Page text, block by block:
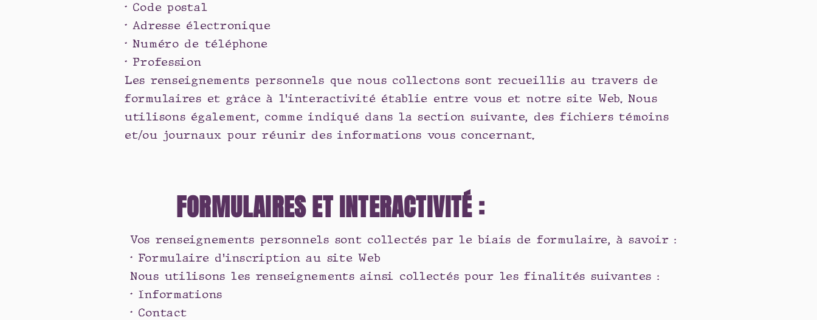
• Code postal
• Adresse électronique
• Numéro de téléphone
• Profession
Les renseignements personnels que nous collectons sont recueillis au travers de
formulaires et grâce à l'interactivité établie entre vous et notre site Web. Nous
utilisons également, comme indiqué dans la section suivante, des fichiers témoins
et/ou journaux pour réunir des informations vous concernant.
FORMULAIRES ET INTERACTIVITÉ :
Vos renseignements personnels sont collectés par le biais de formulaire, à savoir :
• Formulaire d'inscription au site Web
Nous utilisons les renseignements ainsi collectés pour les finalités suivantes :
• Informations
• Contact